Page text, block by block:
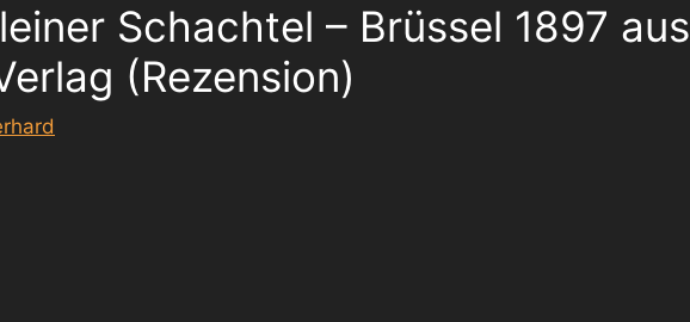
Schachtel – Brüssel 1897 aus
(Rezension)